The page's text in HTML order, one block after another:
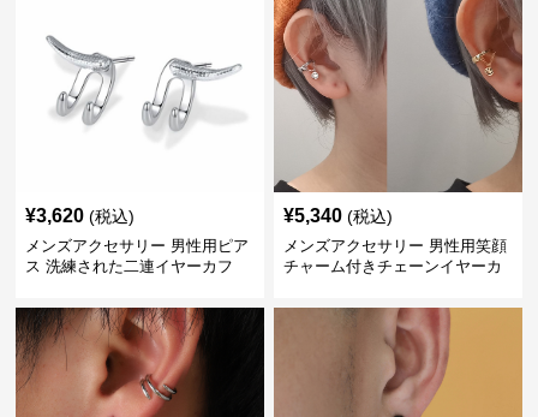
¥3,620 (税込)
メンズアクセサリー 男性用ピア
ス 洗練された二連イヤーカフ
¥5,340 (税込)
メンズアクセサリー 男性用笑顔
チャーム付きチェーンイヤーカ